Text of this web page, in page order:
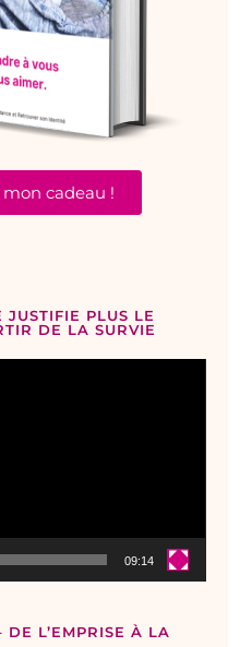
cadeau !
JUSTIFIE PLUS LE
DE LA SURVIE
09:14
DE L’EMPRISE À LA